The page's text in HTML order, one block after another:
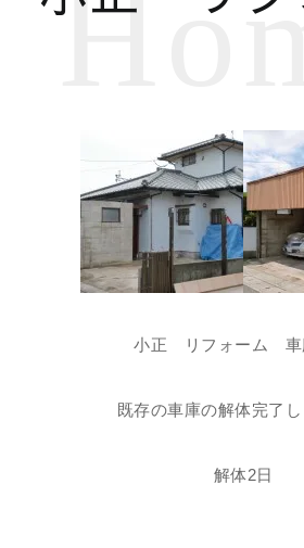
小正 リフォーム 車
既存の車庫の解体完了し
解体2日